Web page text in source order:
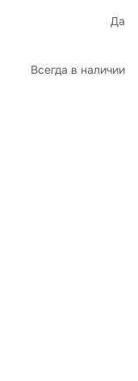
Да
Всегда в наличии